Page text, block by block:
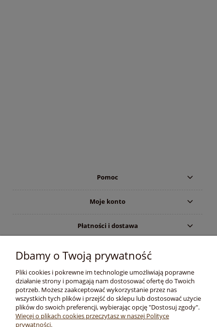
Pomoc
Moje konto
Płatności i dostawa
O nas
Copyright © 2020 -
Dbamy o Twoją prywatność
Pliki cookies i pokrewne im technologie umożliwiają poprawne
działanie strony i pomagają nam dostosować ofertę do Twoich
potrzeb. Możesz zaakceptować wykorzystanie przez nas
wszystkich tych plików i przejść do sklepu lub dostosować użycie
plików do swoich preferencji, wybierając opcję "Dostosuj zgody".
Więcej o plikach cookies przeczytasz w naszej Polityce
prywatności.